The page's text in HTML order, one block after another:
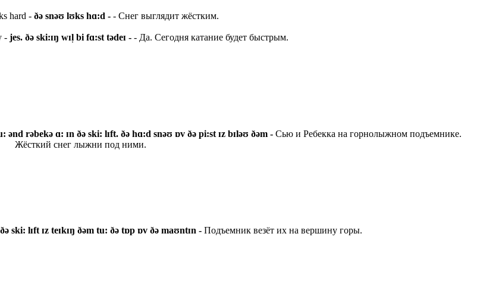
hard - ðə snəʊ lʊks hɑ:d - - Снег выглядит жёстким.
- jes. ðə ski:ɪŋ wɪl̩ bi fɑ:st tədeɪ - - Да. Сегодня катание будет быстрым.
ənd rəbekə ɑ: ɪn ðə ski: lɪft. ðə hɑ:d snəʊ ɒv ðə pi:st ɪz bɪləʊ ðəm - Сью и Ребекка на горнолыжном подъемнике.
Жёсткий снег лыжни под ними.
ðə ski: lɪft ɪz teɪkɪŋ ðəm tu: ðə tɒp ɒv ðə maʊntɪn - Подъемник везёт их на вершину горы.